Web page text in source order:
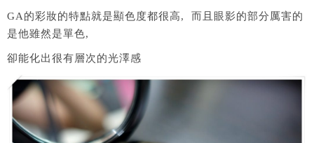
GA的彩妝的特點就是顯色度都很高, 而且眼影的部分厲害的
是他雖然是單色,
卻能化出很有層次的光澤感